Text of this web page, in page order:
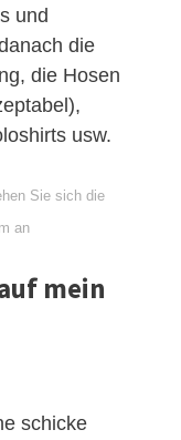
und
die
die Hosen
usw.
Sie sich die
an
mein
schicke